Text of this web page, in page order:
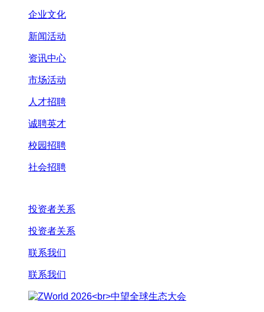
企业文化
新闻活动
资讯中心
市场活动
人才招聘
诚聘英才
校园招聘
社会招聘
投资者关系
投资者关系
联系我们
联系我们